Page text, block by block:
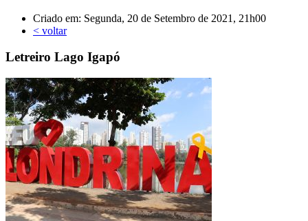
Criado em: Segunda, 20 de Setembro de 2021, 21h00
< voltar
Letreiro Lago Igapó